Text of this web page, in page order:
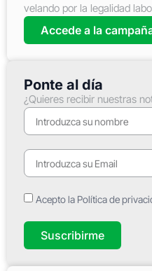
velando por la legalidad
Accede a la
Ponte al día
¿Quieres recibir nuestras
Acepto la Política de
Suscribirme